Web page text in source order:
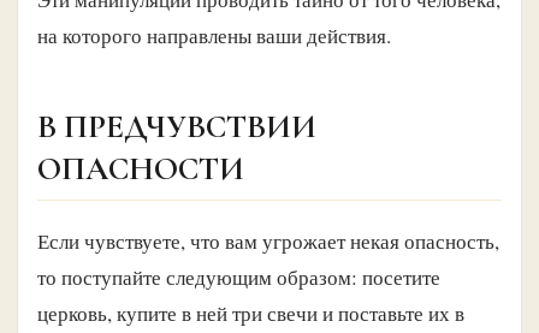
на которого направлены ваши действия.
В ПРЕДЧУВСТВИИ
ОПАСНОСТИ
Если чувствуете, что вам угрожает некая опасность,
то поступайте следующим образом: посетите
церковь, купите в ней три свечи и поставьте их в